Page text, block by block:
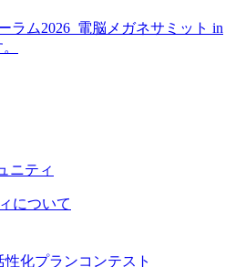
ラム2026_電脳メガネサミット in
について
化プランコンテスト